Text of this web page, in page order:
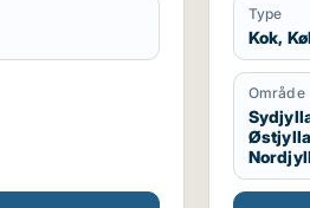
Type
Kok,
Område